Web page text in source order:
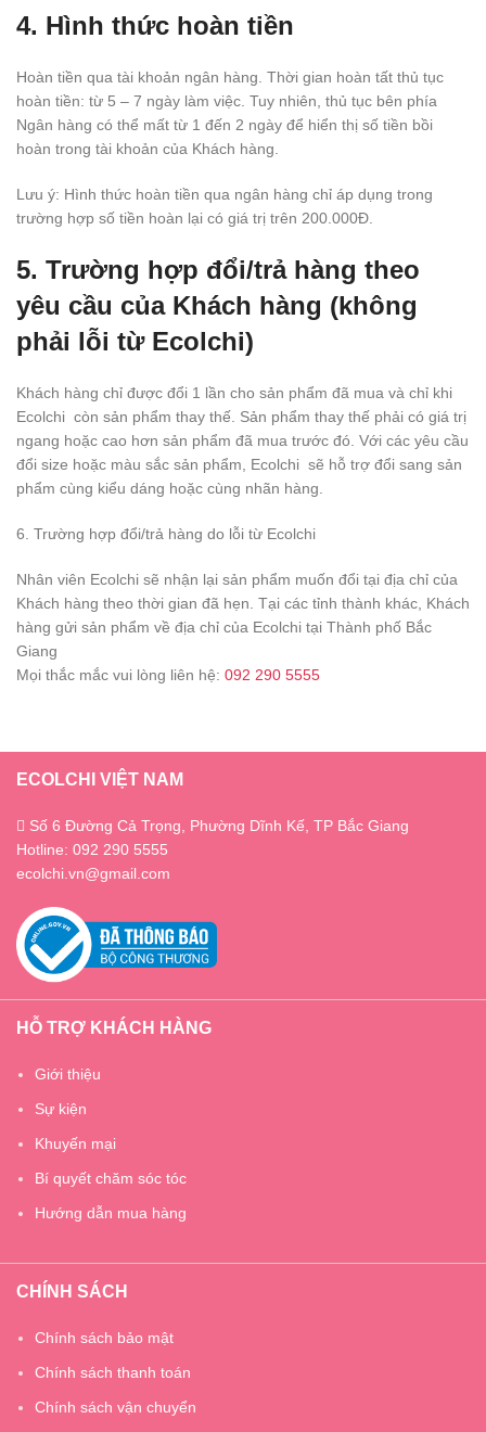
4. Hình thức hoàn tiền
Hoàn tiền qua tài khoản ngân hàng. Thời gian hoàn tất thủ tục
hoàn tiền: từ 5 – 7 ngày làm việc. Tuy nhiên, thủ tục bên phía
Ngân hàng có thể mất từ 1 đến 2 ngày để hiển thị số tiền bồi
hoàn trong tài khoản của Khách hàng.
Lưu ý: Hình thức hoàn tiền qua ngân hàng chỉ áp dụng trong
trường hợp số tiền hoàn lại có giá trị trên 200.000Đ.
5. Trường hợp đổi/trả hàng theo
yêu cầu của Khách hàng (không
phải lỗi từ Ecolchi)
Khách hàng chỉ được đổi 1 lần cho sản phẩm đã mua và chỉ khi
Ecolchi còn sản phẩm thay thế. Sản phẩm thay thế phải có giá trị
ngang hoặc cao hơn sản phẩm đã mua trước đó. Với các yêu cầu
đổi size hoặc màu sắc sản phẩm, Ecolchi sẽ hỗ trợ đổi sang sản
phẩm cùng kiểu dáng hoặc cùng nhãn hàng.
6. Trường hợp đổi/trả hàng do lỗi từ Ecolchi
Nhân viên Ecolchi sẽ nhận lại sản phẩm muốn đổi tại địa chỉ của
Khách hàng theo thời gian đã hẹn. Tại các tỉnh thành khác, Khách
hàng gửi sản phẩm về địa chỉ của Ecolchi tại Thành phố Bắc
Giang
Mọi thắc mắc vui lòng liên hệ: 092 290 5555
ECOLCHI VIỆT NAM
Số 6 Đường Cả Trọng, Phường Dĩnh Kế, TP Bắc Giang
Hotline: 092 290 5555
ecolchi.vn@gmail.com
HỖ TRỢ KHÁCH HÀNG
Giới thiệu
Sự kiện
Khuyến mại
Bí quyết chăm sóc tóc
Hướng dẫn mua hàng
CHÍNH SÁCH
Chính sách bảo mật
Chính sách thanh toán
Chính sách vận chuyển